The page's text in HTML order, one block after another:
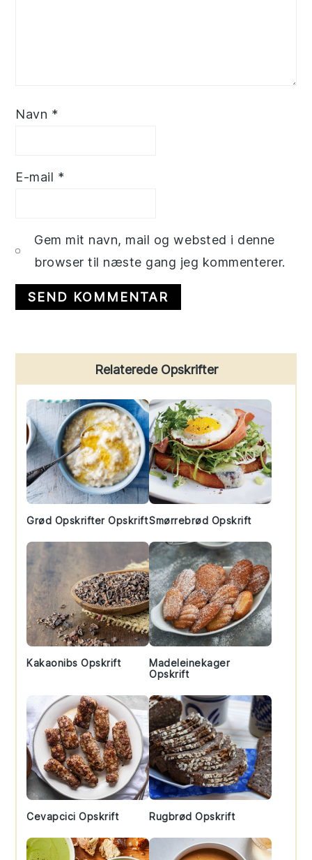
Navn *
E-mail *
Gem mit navn, mail og websted i denne
browser til næste gang jeg kommenterer.
Sidebar
Relaterede Opskrifter
Grød Opskrifter OpskriftSmørrebrød Opskrift
Kakaonibs Opskrift
Madeleinekager
Opskrift
Cevapcici Opskrift Rugbrød Opskrift